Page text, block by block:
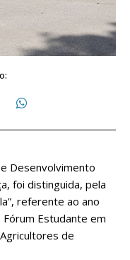
Desenvolvimento
foi distinguida, pela
referente ao ano
Estudante em
de